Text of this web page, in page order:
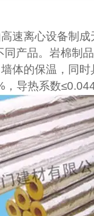
速离心设备制
产品。岩棉制
体的保温，同
，导热系数≤